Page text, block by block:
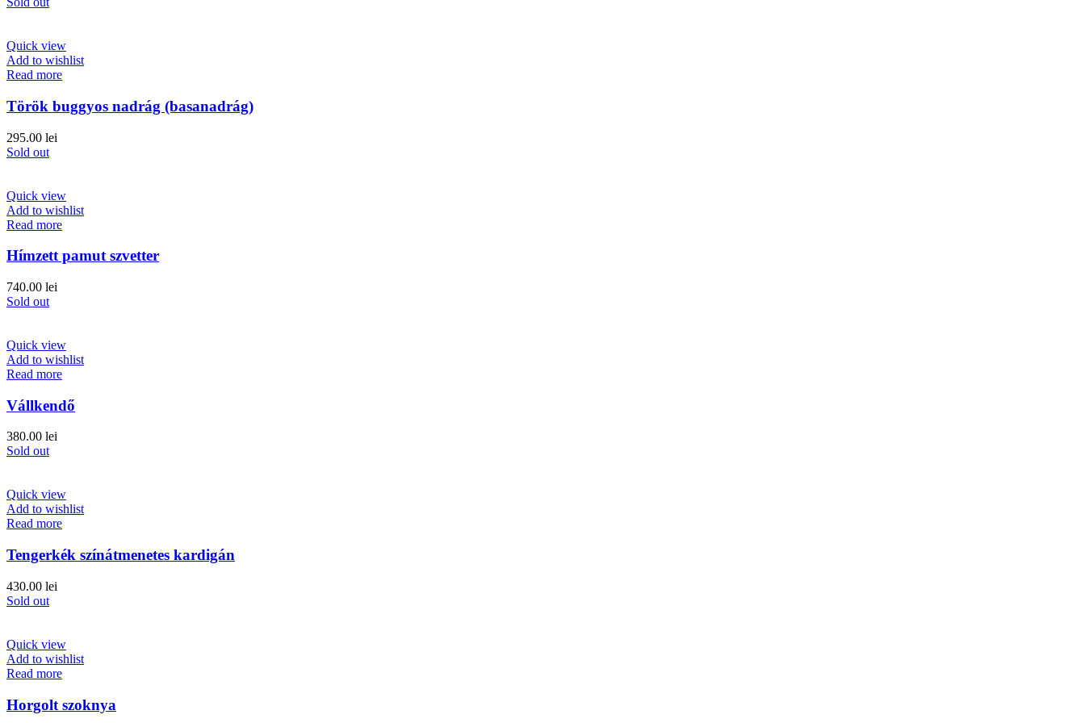
Quick view
Add to wishlist
Read more
Török buggyos nadrág (basanadrág)
295.00 lei
Sold out
Quick view
Add to wishlist
Read more
Hímzett pamut szvetter
740.00 lei
Sold out
Quick view
Add to wishlist
Read more
Vállkendő
380.00 lei
Sold out
Quick view
Add to wishlist
Read more
Tengerkék színátmenetes kardigán
430.00 lei
Sold out
Quick view
Add to wishlist
Read more
Horgolt szoknya